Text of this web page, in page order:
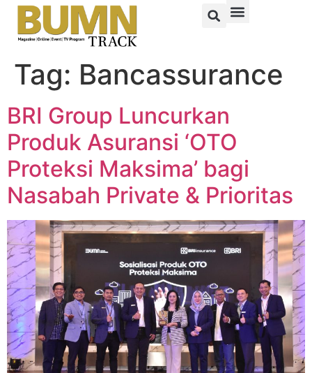
Tag: Bancassurance
BRI Group Luncurkan
Produk Asuransi ‘OTO
Proteksi Maksima’ bagi
Nasabah Private & Prioritas